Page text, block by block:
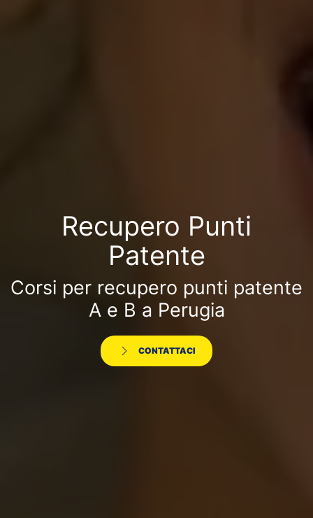
Recupero Punti
Patente
Corsi per recupero punti patente
A e B a Perugia
CONTATTACI